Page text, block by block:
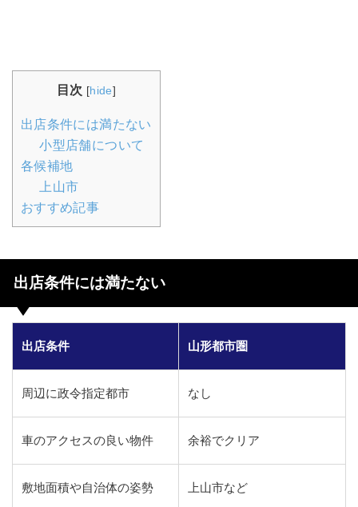
目次 [hide]
出店条件には満たない
小型店舗について
各候補地
上山市
おすすめ記事
出店条件には満たない
出店条件 山形都市圏
周辺に政令指定都市 なし
車のアクセスの良い物件 余裕でクリア
敷地面積や自治体の姿勢 上山市など